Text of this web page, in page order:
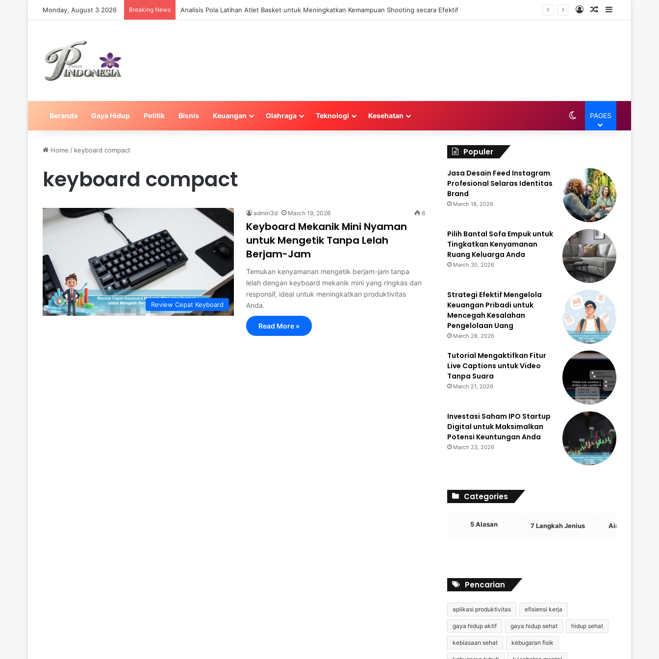
Monday, August 3 2026 Breaking News Analisis Pola Latihan Atlet Basket untuk Meningkatkan Kemampuan Shooting secara Efektif Log InRandom Article
Sidebar
Beranda Gaya Hidup Politik Bisnis Keuangan Olahraga Teknologi Kesehatan Switch skin
PAGES
Home / keyboard compact
keyboard compact
Review Cepat Keyboard
admin3d March 19, 2026 6
Keyboard Mekanik Mini Nyaman
untuk Mengetik Tanpa Lelah
Berjam-Jam
Temukan kenyamanan mengetik berjam-jam tanpa
lelah dengan keyboard mekanik mini yang ringkas dan
responsif, ideal untuk meningkatkan produktivitas
Anda.
Read More »
Populer
Jasa Desain Feed Instagram
Profesional Selaras Identitas
Brand
March 18, 2026
Pilih Bantal Sofa Empuk untuk
Tingkatkan Kenyamanan
Ruang Keluarga Anda
March 30, 2026
Strategi Efektif Mengelola
Keuangan Pribadi untuk
Mencegah Kesalahan
Pengelolaan Uang
March 28, 2026
Tutorial Mengaktifkan Fitur
Live Captions untuk Video
Tanpa Suara
March 21, 2026
Investasi Saham IPO Startup
Digital untuk Maksimalkan
Potensi Keuntungan Anda
March 23, 2026
Categories
5 Alasan 7 Langkah Jenius Airdrop Crypto
Pencarian
aplikasi produktivitas efisiensi kerja
gaya hidup aktif gaya hidup sehat hidup sehat
kebiasaan sehat kebugaran fisik